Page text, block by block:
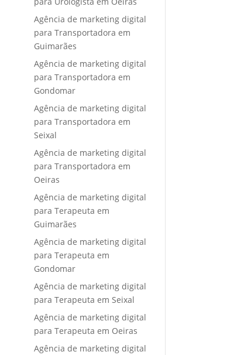
Agência de marketing digital
para Transportadora em
Guimarães
Agência de marketing digital
para Transportadora em
Gondomar
Agência de marketing digital
para Transportadora em
Seixal
Agência de marketing digital
para Transportadora em
Oeiras
Agência de marketing digital
para Terapeuta em
Guimarães
Agência de marketing digital
para Terapeuta em
Gondomar
Agência de marketing digital
para Terapeuta em Seixal
Agência de marketing digital
para Terapeuta em Oeiras
Agência de marketing digital